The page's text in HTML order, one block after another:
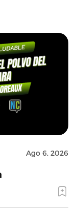
Ago 6, 2026